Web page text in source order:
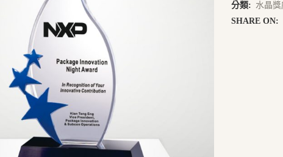
分類: 水晶獎
SHARE ON: